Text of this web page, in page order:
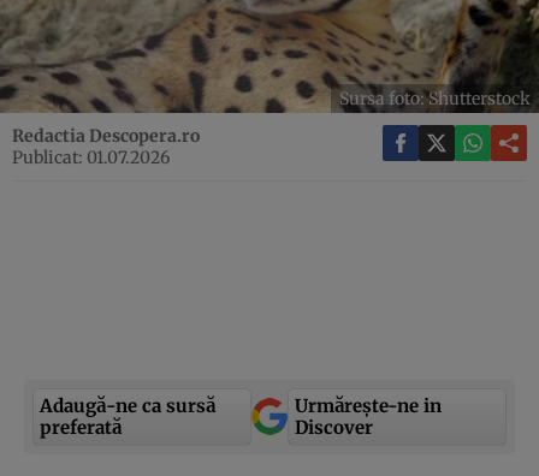
Sursa foto: Shutterstock
Redactia Descopera.ro
Publicat: 01.07.2026
Adaugă-ne ca sursă
preferată
Urmărește-ne in
Discover